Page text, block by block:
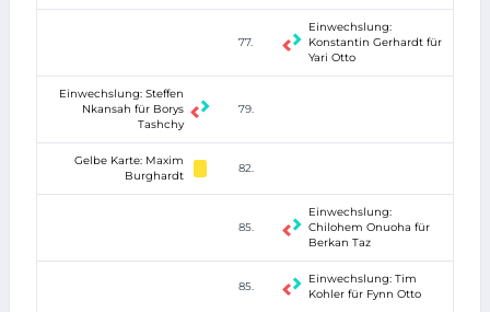
77.
Einwechslung:
Konstantin Gerhardt für
Yari Otto
Einwechslung: Steffen
Nkansah für Borys
Tashchy
79.
Gelbe Karte: Maxim
Burghardt
82.
85.
Einwechslung:
Chilohem Onuoha für
Berkan Taz
85.
Einwechslung: Tim
Kohler für Fynn Otto